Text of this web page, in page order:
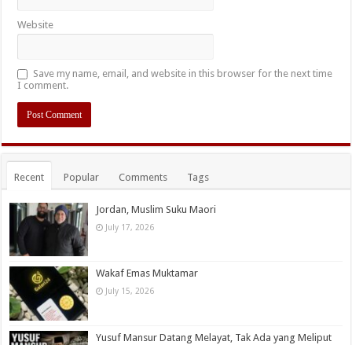
Website
Save my name, email, and website in this browser for the next time
I comment.
Recent Popular Comments Tags
Jordan, Muslim Suku Maori
July 17, 2026
Wakaf Emas Muktamar
July 15, 2026
Yusuf Mansur Datang Melayat, Tak Ada yang Meliput